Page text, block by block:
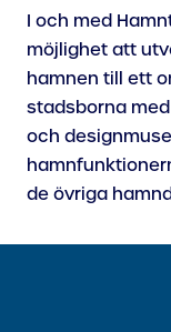
I och med
möjlighet att
hamnen till ett
stadsborna
och
de övriga